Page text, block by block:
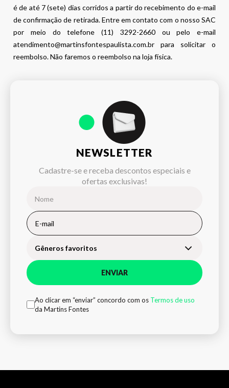
é de até 7 (sete) dias corridos a partir do recebimento do e-mail
de confirmação de retirada. Entre em contato com o nosso SAC
por meio do telefone (11) 3292-2660 ou pelo e-mail
atendimento@martinsfontespaulista.com.br para solicitar o
reembolso. Não faremos o reembolso na loja física.
NEWSLETTER
Cadastre-se e receba descontos especiais e
ofertas exclusivas!
Gêneros favoritos
ENVIAR
Ao clicar em “enviar” concordo com os Termos de uso
da Martins Fontes